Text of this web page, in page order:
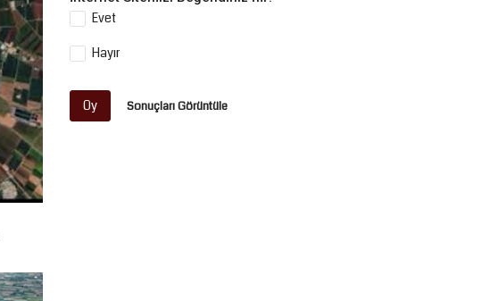
Evet
Hayır
Oy Sonuçları Görüntüle